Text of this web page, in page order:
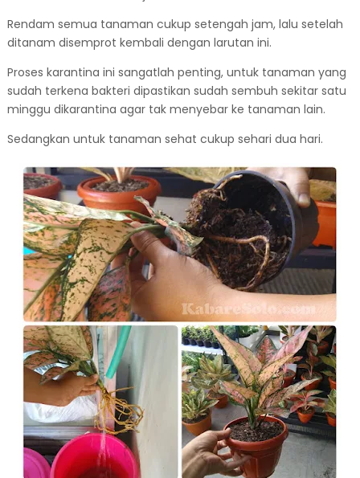
Rendam semua tanaman cukup setengah jam, lalu setelah
ditanam disemprot kembali dengan larutan ini.
Proses karantina ini sangatlah penting, untuk tanaman yang
sudah terkena bakteri dipastikan sudah sembuh sekitar satu
minggu dikarantina agar tak menyebar ke tanaman lain.
Sedangkan untuk tanaman sehat cukup sehari dua hari.